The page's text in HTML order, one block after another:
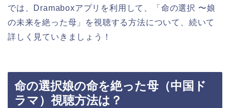
では、Dramaboxアプリを利用して、「命の選択 〜娘
の未来を絶った母」を視聴する方法について、続いて
詳しく見ていきましょう！
命の選択娘の命を絶った母（中国ド
ラマ）視聴方法は？